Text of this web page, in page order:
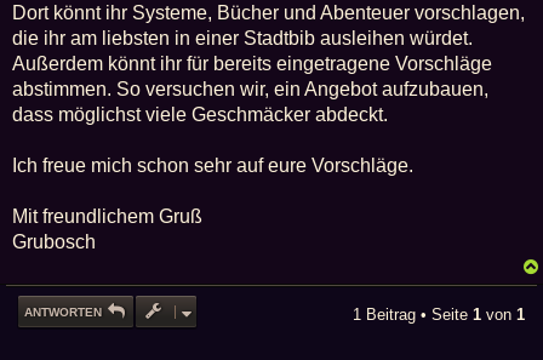
Dort könnt ihr Systeme, Bücher und Abenteuer vorschlagen,
die ihr am liebsten in einer Stadtbib ausleihen würdet.
Außerdem könnt ihr für bereits eingetragene Vorschläge
abstimmen. So versuchen wir, ein Angebot aufzubauen,
dass möglichst viele Geschmäcker abdeckt.
Ich freue mich schon sehr auf eure Vorschläge.
Mit freundlichem Gruß
Grubosch
ANTWORTEN 1 Beitrag • Seite 1 von 1